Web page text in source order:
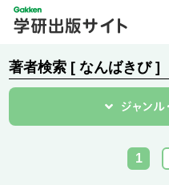
著者検索 [ なんばきび ]
1